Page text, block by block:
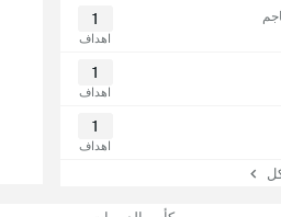
1
اهداف
1
اهداف
1
اهداف